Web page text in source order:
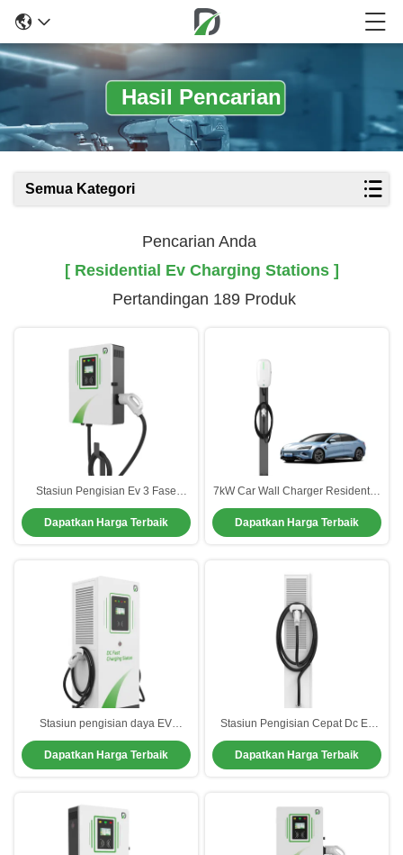
Hasil Pencarian
Semua Kategori
Pencarian Anda
[ Residential Ev Charging Stations ]
Pertandingan 189 Produk
Stasiun Pengisian Ev 3 Fase
Rumahan 32A Ev Charger
Dapatkan Harga Terbaik
7kW Car Wall Charger Residential
Ev Charging Stations 32A RFID
Type1 Type2 Standar
Dapatkan Harga Terbaik
Stasiun pengisian daya EV
Residential Waterproof Berkinerja
Tinggi
Dapatkan Harga Terbaik
Stasiun Pengisian Cepat Dc Ev
Dc Pengecas Cepat Baja
Galvanis
Dapatkan Harga Terbaik